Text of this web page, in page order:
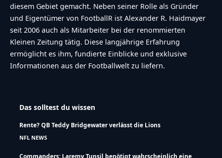
diesem Gebiet gemacht. Neben seiner Rolle als Gründer
und Eigentümer von FootballR ist Alexander R. Haidmayer
seit 2006 auch als Mitarbeiter bei der renommierten
Kleinen Zeitung tätig. Diese langjährige Erfahrung
ermöglicht es ihm, fundierte Einblicke und exklusive
Informationen aus der Footballwelt zu liefern.
Das solltest du wissen
Rente? QB Teddy Bridgewater verlässt die Lions
NFL NEWS